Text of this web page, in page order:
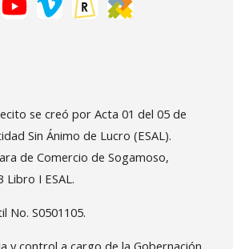
se creó por Acta 01 del 05 de
Sin Ánimo de Lucro (ESAL).
de Comercio de Sogamoso,
Libro I ESAL.
No. S0501105.
y control a cargo de la Gobernación